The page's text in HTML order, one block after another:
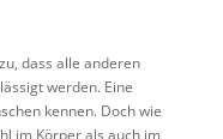
dass alle anderen
werden. Eine
kennen. Doch wie
im Körper als auch im